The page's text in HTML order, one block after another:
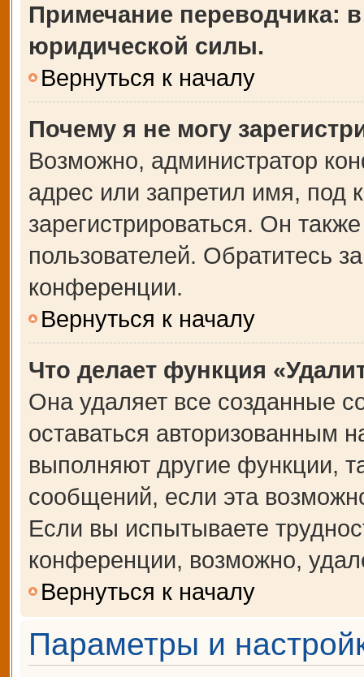
Примечание переводчика:
юридической силы.
Вернуться к началу
Почему я не могу
Возможно, администратор
адрес или запретил имя, под
зарегистрироваться. Он
пользователей. Обратитесь
конференции.
Вернуться к началу
Что делает функция
Она удаляет все созданные
оставаться авторизованным
выполняют другие функции,
сообщений, если эта
Если вы испытываете
конференции, возможно,
Вернуться к началу
Параметры и